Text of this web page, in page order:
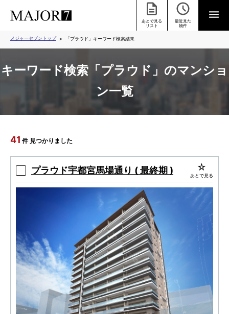
あとで見る
リスト
最近見た
物件
メジャーセブントップ 「プラウド」キーワード検索結果
キーワード検索「プラウド」のマンショ
ン一覧
41 件 見つかりました
プラウド宇都宮馬場通り ( 最終期 ) あとで見る